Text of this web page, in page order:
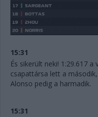
15:31
És sikerült neki! 1:29.617
csapattársa lett a
Alonso pedig a harmadik.
15:31